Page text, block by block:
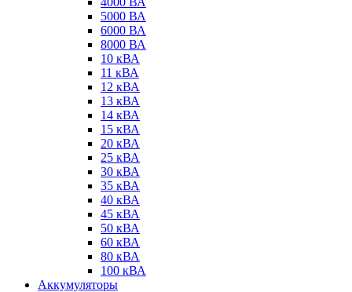
5000 ВА
6000 ВА
8000 ВА
10 кВА
11 кВА
12 кВА
13 кВА
14 кВА
15 кВА
20 кВА
25 кВА
30 кВА
35 кВА
40 кВА
45 кВА
50 кВА
60 кВА
80 кВА
100 кВА
Аккумуляторы